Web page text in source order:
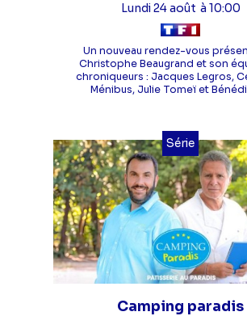
Lundi 24 août à 10:00
Un nouveau rendez-vous
Christophe Beaugrand et son
chroniqueurs : Jacques Legros,
Ménibus, Julie Tomeï et
Série
Camping paradis